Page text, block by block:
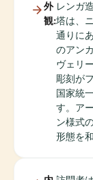
外
観:
レンガ
塔は、
通りに
のアン
ヴェリ
彫刻が
国家統
す。ア
ン様式
形態を